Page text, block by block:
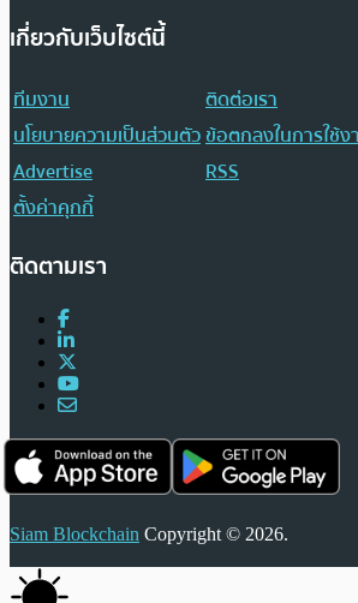
เกี่ยวกับเว็บไซต์นี้
ทีมงาน
ติดต่อเรา
นโยบายความเป็นส่วนตัวข้อตกลงในการใช้ง
Advertise
RSS
ตั้งค่าคุกกี้
ติดตามเรา
Siam Blockchain Copyright © 2026.